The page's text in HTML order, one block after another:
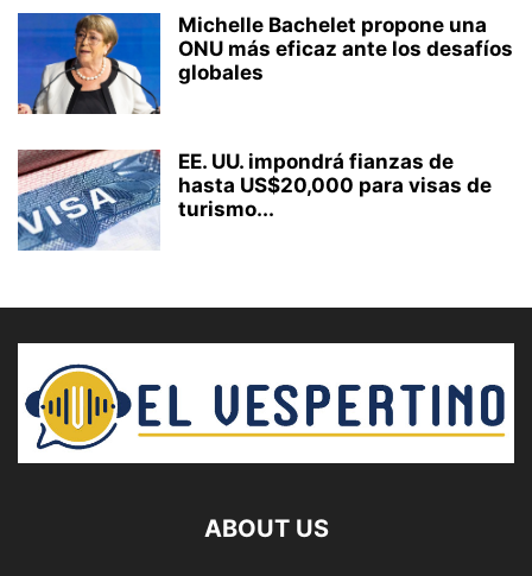
Michelle Bachelet propone una
ONU más eficaz ante los desafíos
globales
EE. UU. impondrá fianzas de
hasta US$20,000 para visas de
turismo...
ABOUT US